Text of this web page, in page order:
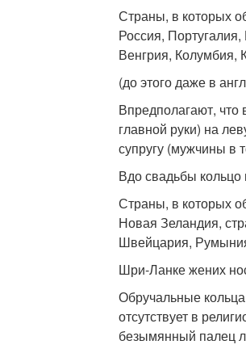
Страны, в которых
Россия,
Венгрия, Колумбия,
(до этого даже в
Впредполагают, что
главной руки) на
супругу (мужчины в
Вдо свадьбы кольцо
Страны, в которых
Новая Зеландия,
Швейцария,
Шри-Ланке жених
Обручальные
отсутствует в
безымянный палец